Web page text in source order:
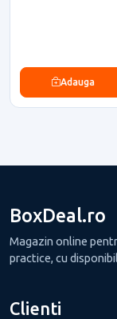
Adauga
BoxDeal.ro
Magazin online
practice, cu
Clienti